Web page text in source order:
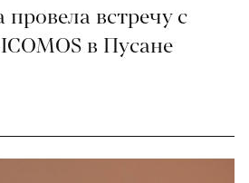
встречу с
в Пусане